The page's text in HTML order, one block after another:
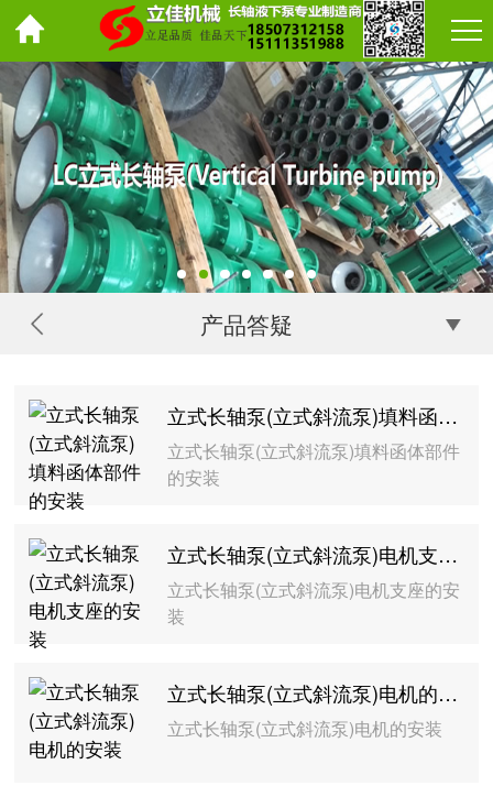
产品答疑
立式长轴泵(立式斜流泵)填料函体部件的安装
立式长轴泵(立式斜流泵)填料函体部件
的安装
立式长轴泵(立式斜流泵)电机支座的安装
立式长轴泵(立式斜流泵)电机支座的安
装
立式长轴泵(立式斜流泵)电机的安装
立式长轴泵(立式斜流泵)电机的安装